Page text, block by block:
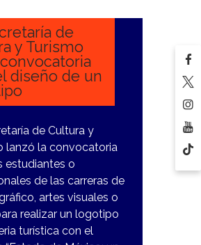
de
y Turismo
diseño de un
de Cultura y
lanzó la convocatoria
estudiantes o
de las carreras de
artes visuales o
realizar un logotipo
turística con el